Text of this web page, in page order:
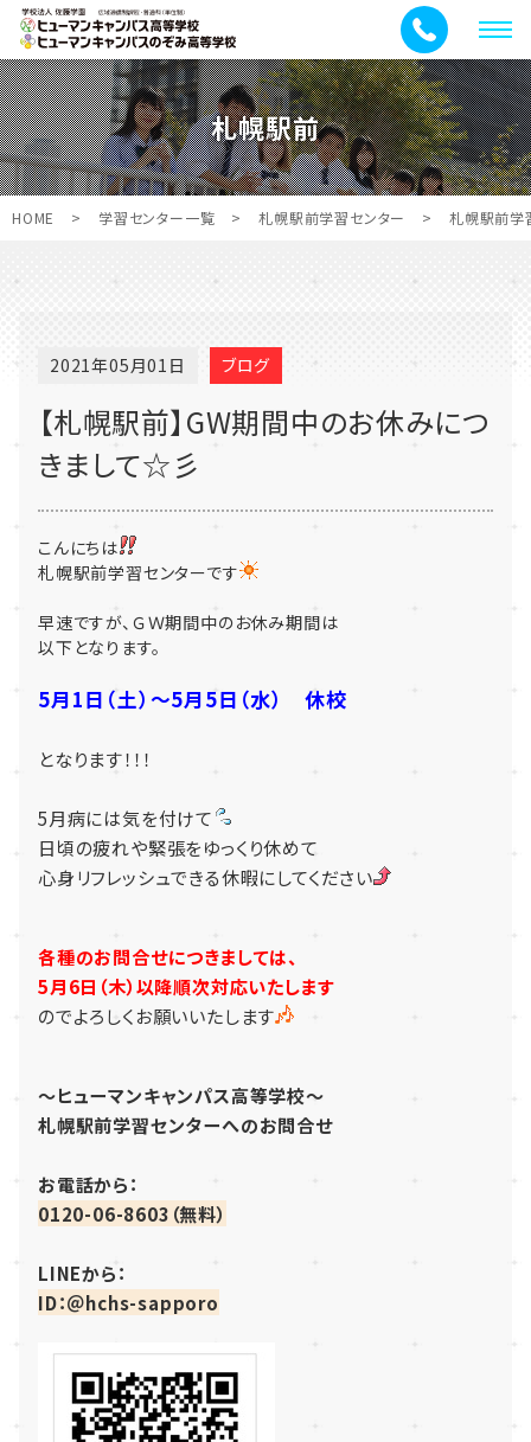
メ
ニ
ュ
ー
札幌駅前
HOME > 学習センター一覧 > 札幌駅前学習センター > 札幌駅前学
2021年05月01日 ブログ
【札幌駅前】GW期間中のお休みにつ
きまして☆彡
こんにちは
札幌駅前学習センターです
早速ですが、ＧＷ期間中のお休み期間は
以下となります。
5月1日（土）～5月5日（水） 休校
となります！！！
5月病には気を付けて
日頃の疲れや緊張をゆっくり休めて
心身リフレッシュできる休暇にしてください
各種のお問合せにつきましては、
5月6日（木）以降順次対応いたします
のでよろしくお願いいたします
～ヒューマンキャンパス高等学校～
札幌駅前学習センターへのお問合せ
お電話から：
0120-06-8603（無料）
LINEから：
ID：＠hchs-sapporo